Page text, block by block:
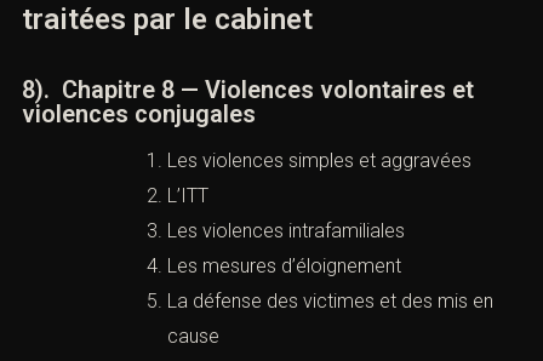
traitées par le cabinet
8). Chapitre 8 — Violences volontaires et
violences conjugales
Les violences simples et aggravées
L’ITT
Les violences intrafamiliales
Les mesures d’éloignement